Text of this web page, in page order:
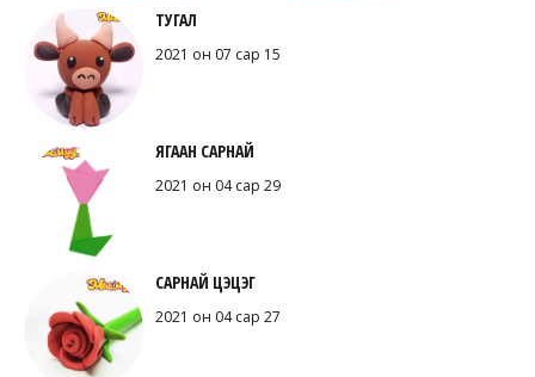
ТУГАЛ
2021 он 07 сар 15
ЯГААН САРНАЙ
2021 он 04 сар 29
САРНАЙ ЦЭЦЭГ
2021 он 04 сар 27